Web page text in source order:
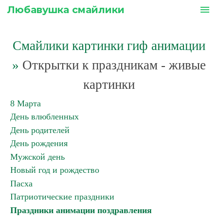
Любавушка смайлики menu
Смайлики картинки гиф анимации
» Открытки к праздникам - живые
картинки
8 Марта
День влюбленных
День родителей
День рождения
Мужской день
Новый год и рождество
Пасха
Патриотические праздники
Праздники анимации поздравления